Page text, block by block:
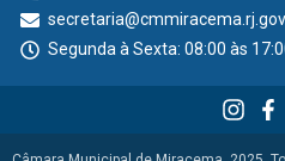
Segunda à Sexta: 08:00 às